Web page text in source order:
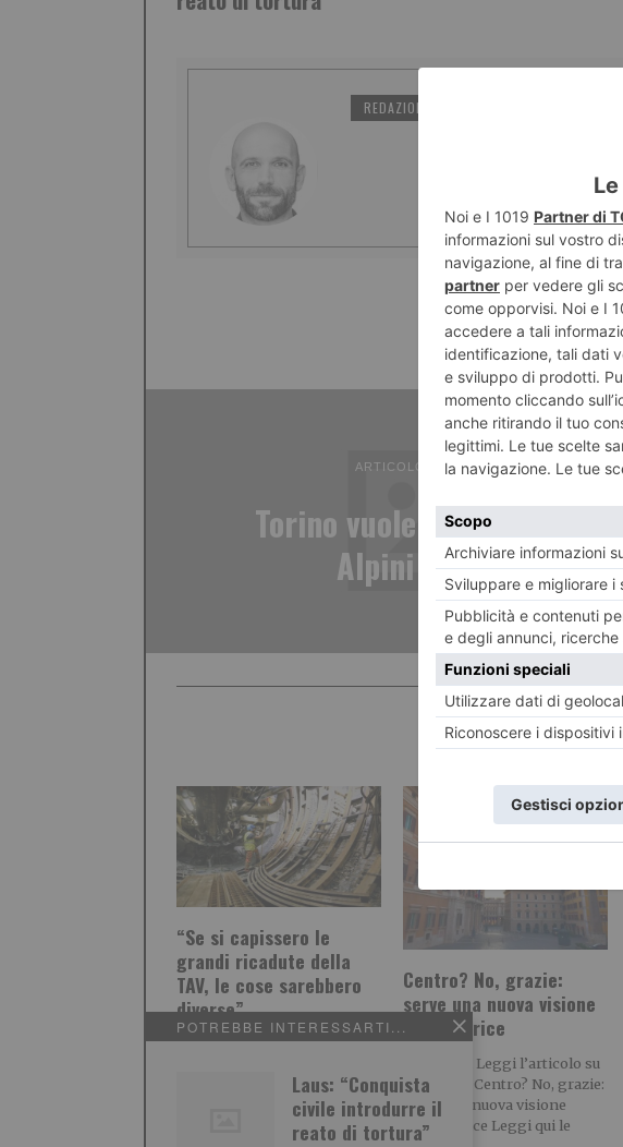
REDAZIONE IL TORINESE
POTREBBE INTERESSARTI...
Laus: “Conquista
civile introdurre il
reato di tortura”
ARTICOLO PRECEDENTE
Torino vuole l’adunata degli
Alpini nel 2020
“Se si capissero le
grandi ricadute della
TAV, le cose sarebbero
diverse”
Caro Direttore, per oltre un
dell’800, il Piemonte era alla
Centro? No, grazie:
serve una nuova visione
riformatrice
POLITICA Leggi l’articolo su
L’identità: Centro? No, grazie:
serve una nuova visione
riformatrice Leggi qui le